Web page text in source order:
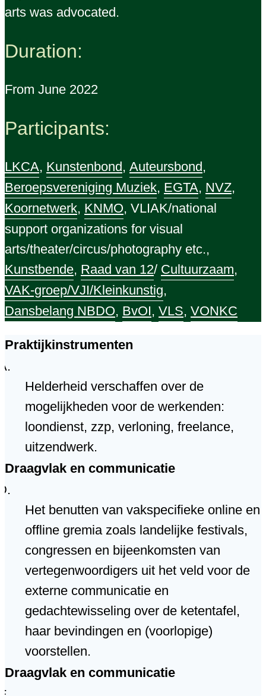
arts was advocated.
Duration:
From June 2022
Participants:
LKCA, Kunstenbond, Auteursbond,
Beroepsvereniging Muziek, EGTA, NVZ,
Koornetwerk, KNMO, VLIAK/national
support organizations for visual
arts/theater/circus/photography etc.,
Kunstbende, Raad van 12/ Cultuurzaam,
VAK-groep/VJI/Kleinkunstig,
Dansbelang NBDO, BvOI, VLS, VONKC
Praktijkinstrumenten
Helderheid verschaffen over de
mogelijkheden voor de werkenden:
loondienst, zzp, verloning, freelance,
uitzendwerk.
Draagvlak en communicatie
Het benutten van vakspecifieke online en
offline gremia zoals landelijke festivals,
congressen en bijeenkomsten van
vertegenwoordigers uit het veld voor de
externe communicatie en
gedachtewisseling over de ketentafel,
haar bevindingen en (voorlopige)
voorstellen.
Draagvlak en communicatie